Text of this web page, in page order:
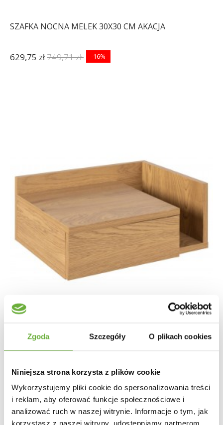
Zgoda Szczegóły O plikach cookies
Niniejsza strona korzysta z plików cookie
Wykorzystujemy pliki cookie do spersonalizowania treści
i reklam, aby oferować funkcje społecznościowe i
analizować ruch w naszej witrynie. Informacje o tym, jak
korzystasz z naszej witryny, udostępniamy partnerom
SZAFKA NOCNA MELEK 30X30 CM AKACJA
629,75 zł749,71 zł -16%
206,94 zł255,48 zł -19%